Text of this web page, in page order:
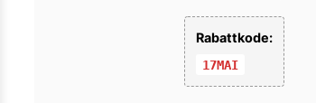
Rabattkode:
17MAI